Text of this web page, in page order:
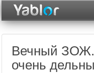
Вечный ЗОЖ.
очень